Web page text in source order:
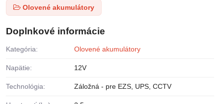
Olovené akumulátory
Doplnkové informácie
Kategória: Olovené akumulátory
Napätie: 12V
Technológia: Záložná - pre EZS, UPS, CCTV